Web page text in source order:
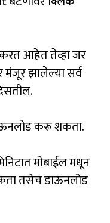
करत आहेत तेव्हा जर
झालेल्या सर्व
करू शकता.
मोबाईल मधून
तसेच डाऊनलोड